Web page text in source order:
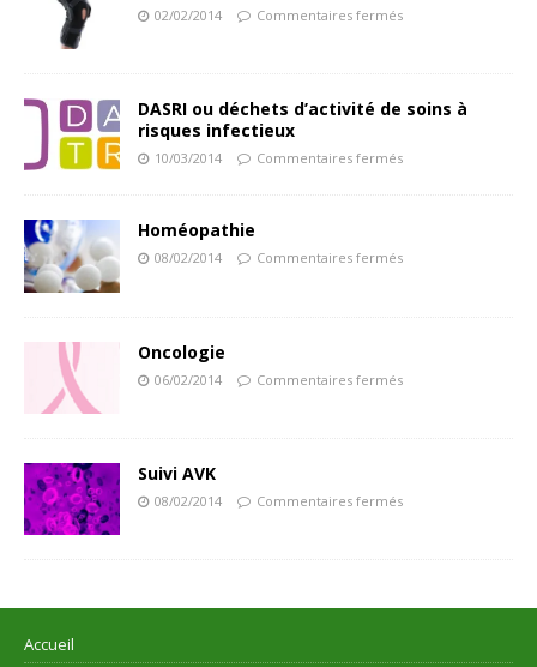
02/02/2014 Commentaires fermés
DASRI ou déchets d’activité de soins à
risques infectieux
10/03/2014 Commentaires fermés
Homéopathie
08/02/2014 Commentaires fermés
Oncologie
06/02/2014 Commentaires fermés
Suivi AVK
08/02/2014 Commentaires fermés
Accueil